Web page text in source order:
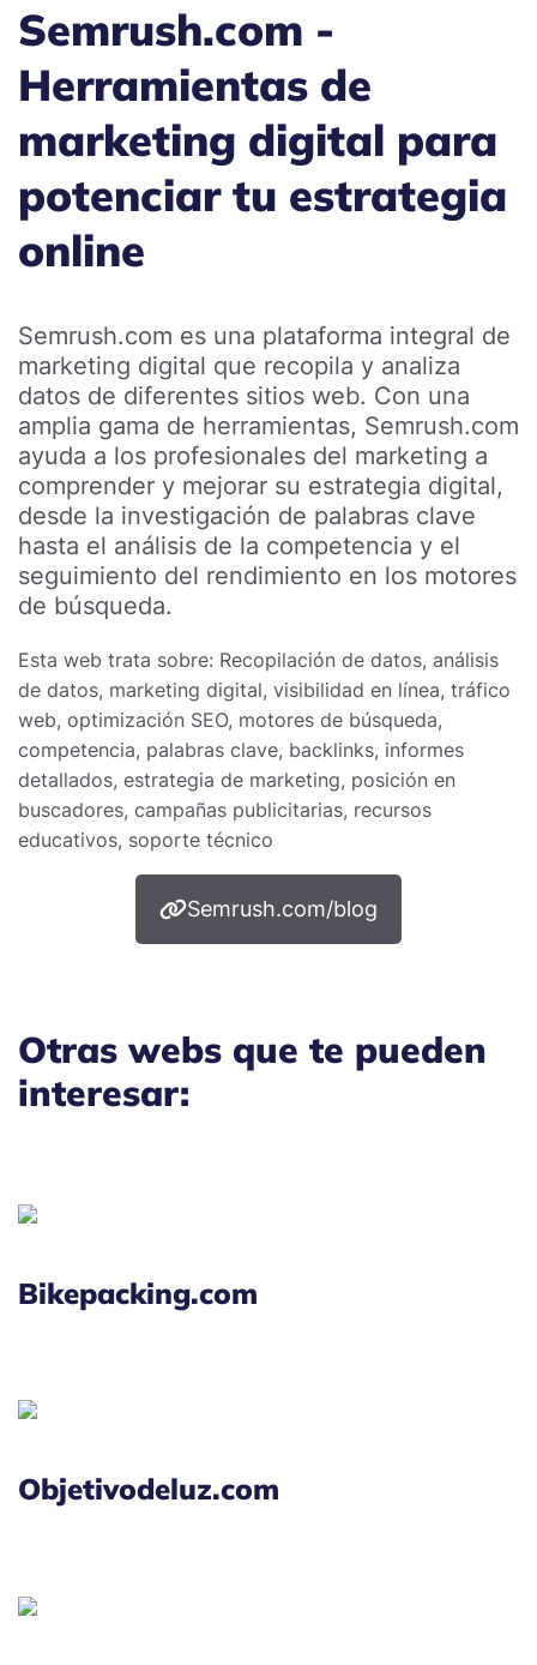
Semrush.com -
Herramientas de
marketing digital para
potenciar tu estrategia
online
Semrush.com es una plataforma integral de
marketing digital que recopila y analiza
datos de diferentes sitios web. Con una
amplia gama de herramientas, Semrush.com
ayuda a los profesionales del marketing a
comprender y mejorar su estrategia digital,
desde la investigación de palabras clave
hasta el análisis de la competencia y el
seguimiento del rendimiento en los motores
de búsqueda.
Esta web trata sobre: Recopilación de datos, análisis
de datos, marketing digital, visibilidad en línea, tráfico
web, optimización SEO, motores de búsqueda,
competencia, palabras clave, backlinks, informes
detallados, estrategia de marketing, posición en
buscadores, campañas publicitarias, recursos
educativos, soporte técnico
Semrush.com/blog
Otras webs que te pueden
interesar:
Bikepacking.com
Objetivodeluz.com